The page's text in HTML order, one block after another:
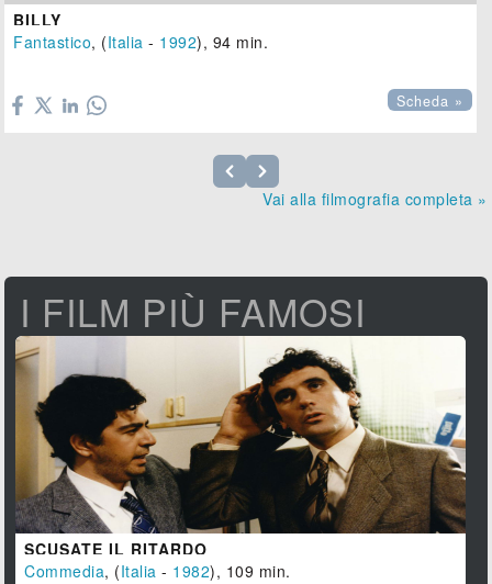
BILLY
Fantastico, (Italia - 1992), 94 min.
Scheda »
Vai alla filmografia completa »
I FILM PIÙ FAMOSI
SCUSATE IL RITARDO
Commedia, (Italia - 1982), 109 min.